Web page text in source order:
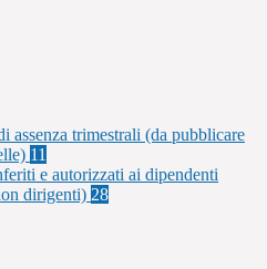
assenza trimestrali (da pubblicare
11
e autorizzati ai dipendenti
dirigenti) 28